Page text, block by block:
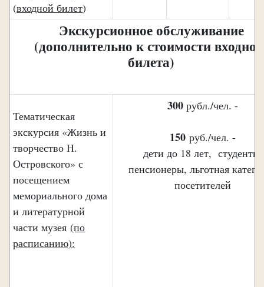
(входной билет)
Экскурсионное обслуживание
(дополнительно к стоимости
билета)
Тематическая
экскурсия «Жизнь и
творчество Н.
Островского» с
посещением
мемориального дома
и литературной
части музея(по
расписанию):
300 рубл./чел. -
150 руб./чел. -
дети до 18 лет, студенты,
пенсионеры, льготная
посетителей